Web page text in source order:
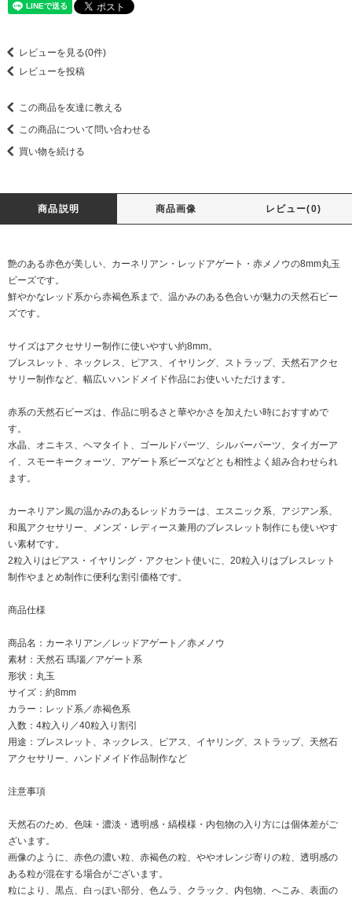
レビューを見る(0件)
レビューを投稿
この商品を友達に教える
この商品について問い合わせる
買い物を続ける
商品説明 商品画像 レビュー(0)
艶のある赤色が美しい、カーネリアン・レッドアゲート・赤メノウの8mm丸玉
ビーズです。
鮮やかなレッド系から赤褐色系まで、温かみのある色合いが魅力の天然石ビー
ズです。
サイズはアクセサリー制作に使いやすい約8mm。
ブレスレット、ネックレス、ピアス、イヤリング、ストラップ、天然石アクセ
サリー制作など、幅広いハンドメイド作品にお使いいただけます。
赤系の天然石ビーズは、作品に明るさと華やかさを加えたい時におすすめで
す。
水晶、オニキス、ヘマタイト、ゴールドパーツ、シルバーパーツ、タイガーア
イ、スモーキークォーツ、アゲート系ビーズなどとも相性よく組み合わせられ
ます。
カーネリアン風の温かみのあるレッドカラーは、エスニック系、アジアン系、
和風アクセサリー、メンズ・レディース兼用のブレスレット制作にも使いやす
い素材です。
2粒入りはピアス・イヤリング・アクセント使いに、20粒入りはブレスレット
制作やまとめ制作に便利な割引価格です。
商品仕様
商品名：カーネリアン／レッドアゲート／赤メノウ
素材：天然石 瑪瑙／アゲート系
形状：丸玉
サイズ：約8mm
カラー：レッド系／赤褐色系
入数：4粒入り／40粒入り割引
用途：ブレスレット、ネックレス、ピアス、イヤリング、ストラップ、天然石
アクセサリー、ハンドメイド作品制作など
注意事項
天然石のため、色味・濃淡・透明感・縞模様・内包物の入り方には個体差がご
ざいます。
画像のように、赤色の濃い粒、赤褐色の粒、ややオレンジ寄りの粒、透明感の
ある粒が混在する場合がございます。
粒により、黒点、白っぽい部分、色ムラ、クラック、内包物、へこみ、表面の